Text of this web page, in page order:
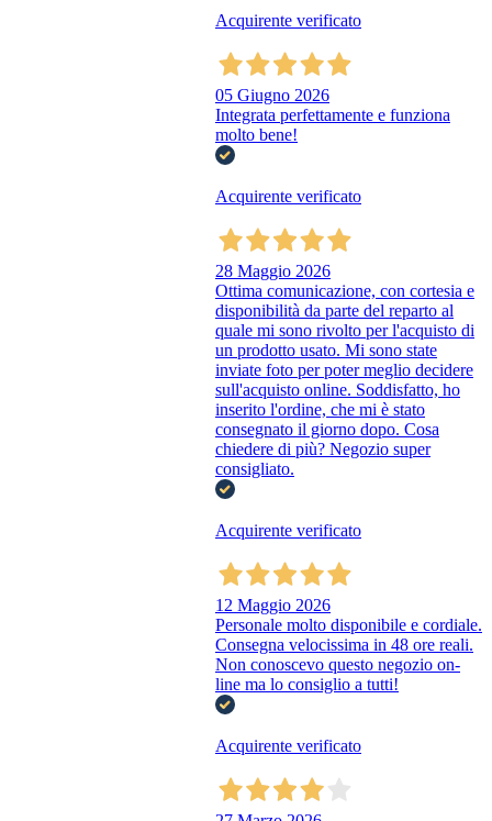
Acquirente verificato
05 Giugno 2026
Integrata perfettamente e funziona
molto bene!
Acquirente verificato
28 Maggio 2026
Ottima comunicazione, con cortesia e
disponibilità da parte del reparto al
quale mi sono rivolto per l'acquisto di
un prodotto usato. Mi sono state
inviate foto per poter meglio decidere
sull'acquisto online. Soddisfatto, ho
inserito l'ordine, che mi è stato
consegnato il giorno dopo. Cosa
chiedere di più? Negozio super
consigliato.
Acquirente verificato
12 Maggio 2026
Personale molto disponibile e cordiale.
Consegna velocissima in 48 ore reali.
Non conoscevo questo negozio on-
line ma lo consiglio a tutti!
Acquirente verificato